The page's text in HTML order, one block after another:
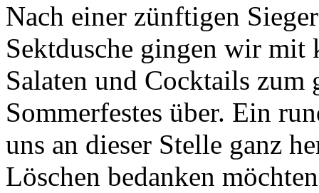
Nach einer zünftigen
Sektdusche gingen wir
Salaten und Cocktails zum
Sommerfestes über. Ein
uns an dieser Stelle ganz
Löschen bedanken